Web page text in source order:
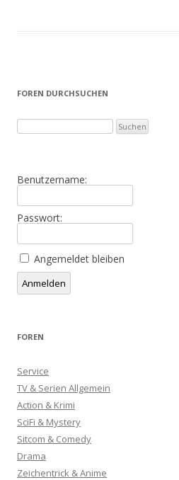
FOREN DURCHSUCHEN
Benutzername:
Passwort:
Angemeldet bleiben
Alternative:
Anmelden
FOREN
Service
TV & Serien Allgemein
Action & Krimi
SciFi & Mystery
Sitcom & Comedy
Drama
Zeichentrick & Anime